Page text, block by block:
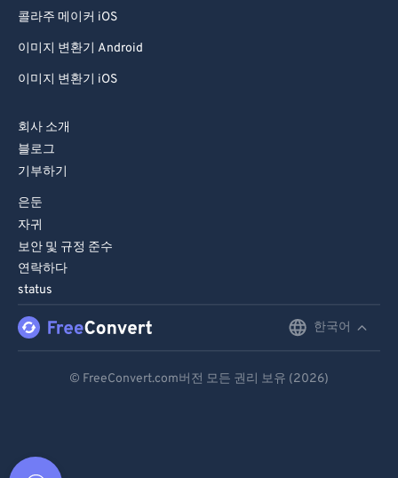
콜라주 메이커 iOS
이미지 변환기 Android
이미지 변환기 iOS
회사 소개
블로그
기부하기
은둔
자귀
보안 및 규정 준수
연락하다
status
한국어
© FreeConvert.com버전 모든 권리 보유 (2026)